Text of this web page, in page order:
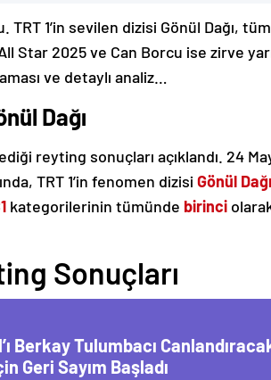
1’in sevilen dizisi Gönül Dağı, tüm
Star 2025 ve Can Borcu ise zirve
ve detaylı analiz…
Dağı
reyting sonuçları açıklandı. 24
TRT 1’in fenomen dizisi Gönül Dağı
kategorilerinin tümünde birinci
Sonuçları
Berkay Tulumbacı
Geri Sayım Başladı